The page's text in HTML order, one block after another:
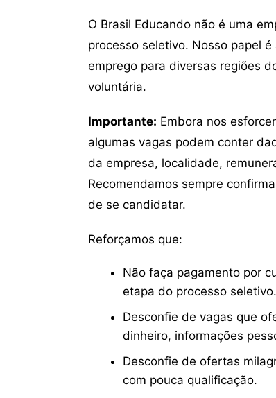
O Brasil Educando não é uma
processo seletivo. Nosso papel
emprego para diversas regiões
voluntária.
Importante: Embora nos
algumas vagas podem conter
da empresa, localidade,
Recomendamos sempre
de se candidatar.
Reforçamos que:
Não faça pagamento por
etapa do processo seletivo.
Desconfie de vagas que
dinheiro, informações
Desconfie de ofertas
com pouca qualificação.